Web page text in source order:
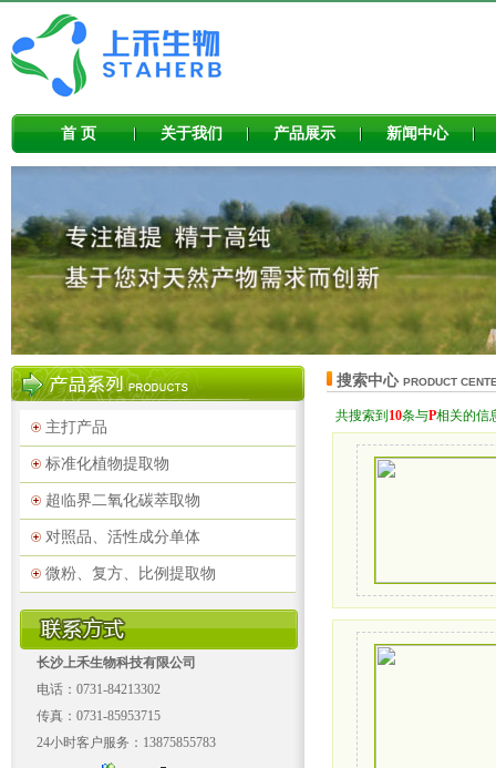
首 页 关于我们 产品展示 新闻中心
主打产品
标准化植物提取物
超临界二氧化碳萃取物
对照品、活性成分单体
微粉、复方、比例提取物
长沙上禾生物科技有限公司
电话：0731-84213302
传真：0731-85953715
24小时客户服务：13875855783
搜索中心 PRODUCT
共搜索到 10条与P相关的信